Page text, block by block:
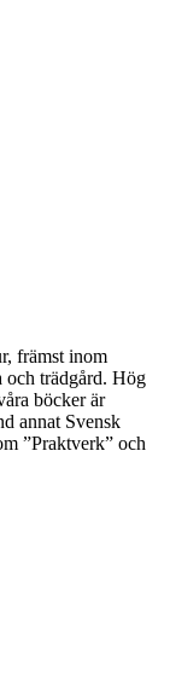
främst inom
och trädgård. Hög
böcker är
annat Svensk
”Praktverk” och